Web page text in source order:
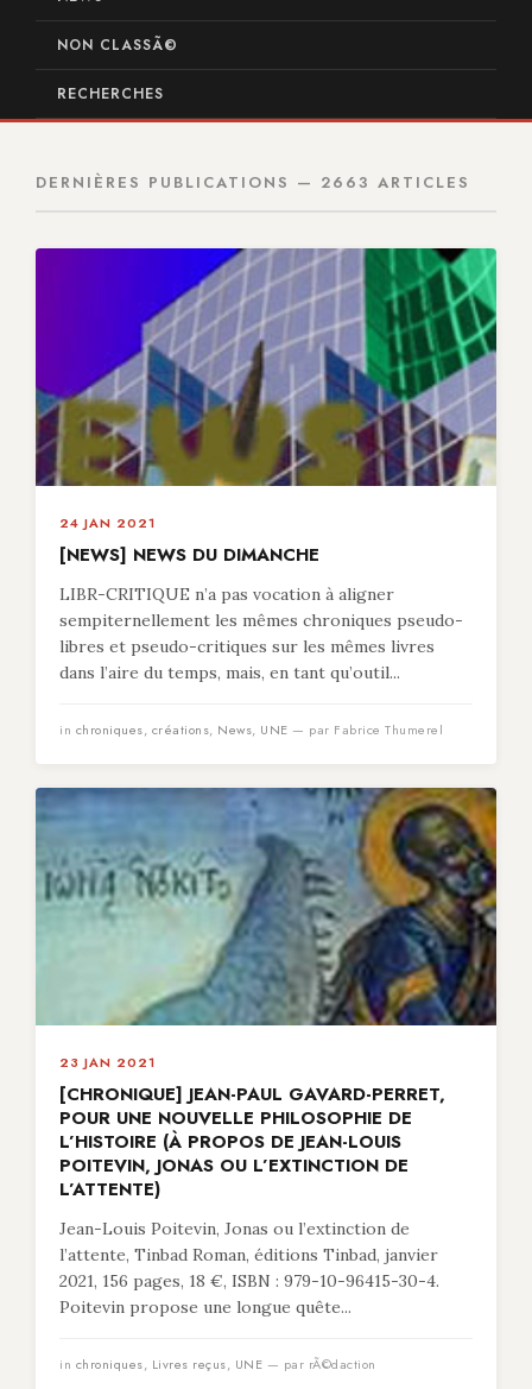
NON CLASSÃ©
RECHERCHES
DERNIÈRES PUBLICATIONS — 2663 ARTICLES
24 JAN 2021
[NEWS] NEWS DU DIMANCHE
LIBR-CRITIQUE n’a pas vocation à aligner
sempiternellement les mêmes chroniques pseudo-
libres et pseudo-critiques sur les mêmes livres
dans l’aire du temps, mais, en tant qu’outil...
in chroniques, créations, News, UNE — par Fabrice Thumerel
23 JAN 2021
[CHRONIQUE] JEAN-PAUL GAVARD-PERRET,
POUR UNE NOUVELLE PHILOSOPHIE DE
L’HISTOIRE (À PROPOS DE JEAN-LOUIS
POITEVIN, JONAS OU L’EXTINCTION DE
L’ATTENTE)
Jean-Louis Poitevin, Jonas ou l’extinction de
l’attente, Tinbad Roman, éditions Tinbad, janvier
2021, 156 pages, 18 €, ISBN : 979-10-96415-30-4.
Poitevin propose une longue quête...
in chroniques, Livres reçus, UNE — par rÃ©daction